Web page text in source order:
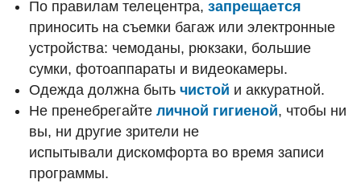
По правилам телецентра, запрещается
приносить на съемки багаж или электронные
устройства: чемоданы, рюкзаки, большие
сумки, фотоаппараты и видеокамеры.
Одежда должна быть чистой и аккуратной.
Не пренебрегайте личной гигиеной, чтобы ни
вы, ни другие зрители не
испытывали дискомфорта во время записи
программы.